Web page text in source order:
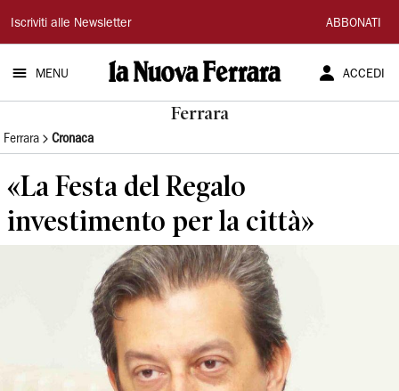
La
Nuova
Ferrara
Iscriviti alle Newsletter ABBONATI
MENU ACCEDI
Ferrara
Ferrara Cronaca
«La Festa del Regalo
investimento per la città»